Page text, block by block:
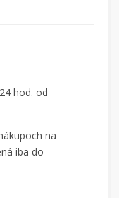
hod. od
na
iba do